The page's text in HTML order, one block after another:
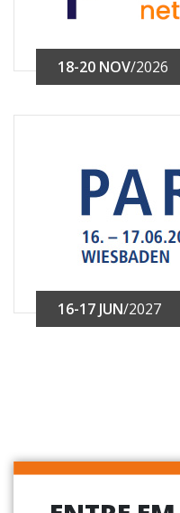
18-20 NOV/2026
16-17 JUN/2027